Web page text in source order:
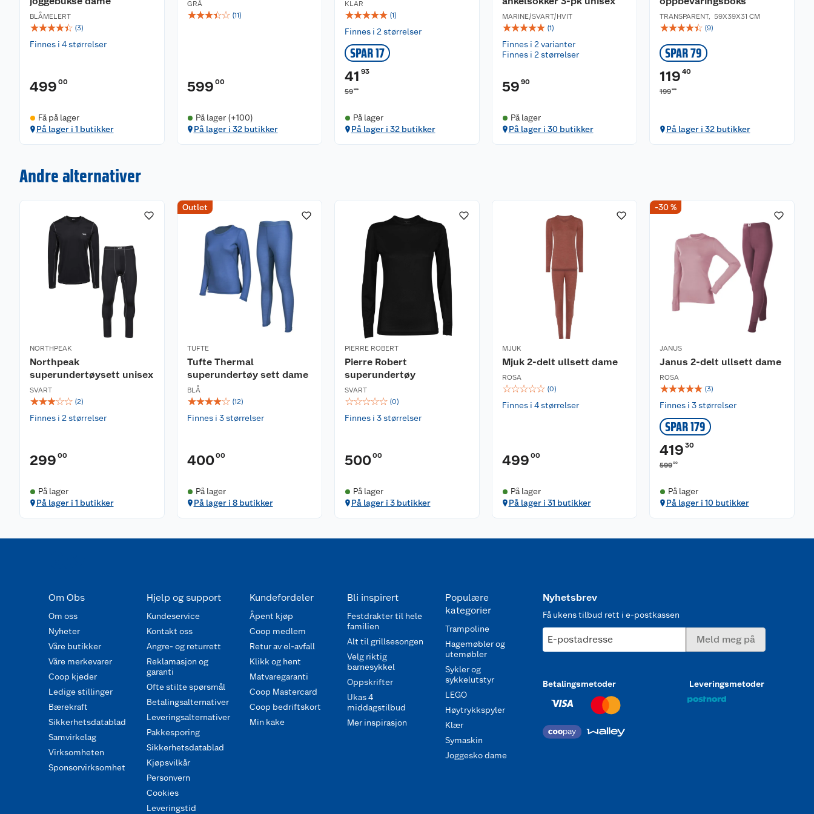
BLÅMELERT
☆☆☆☆☆ (3)
Finnes i 4 størrelser
499 00
Få på lager
På lager i 1 butikker
GRÅ
☆☆☆☆☆ (11)
599 00
På lager (+100)
På lager i 32 butikker
KLAR
☆☆☆☆☆ (1)
Finnes i 2 størrelser
SPAR 17
41 93
5990
På lager
På lager i 32 butikker
MARINE/SVART/HVIT
☆☆☆☆☆ (1)
Finnes i 2 varianter
Finnes i 2 størrelser
59 90
På lager
På lager i 30 butikker
TRANSPARENT, 59X39X31 CM
☆☆☆☆☆ (9)
SPAR 79
119 40
19900
På lager i 32 butikker
Andre alternativer
NORTHPEAK
Northpeak
superundertøysett unisex
SVART
☆☆☆☆☆ (2)
Finnes i 2 størrelser
299 00
På lager
På lager i 1 butikker
Outlet
TUFTE
Tufte Thermal
superundertøy sett dame
BLÅ
☆☆☆☆☆ (12)
Finnes i 3 størrelser
40000
På lager
På lager i 8 butikker
PIERRE ROBERT
Pierre Robert
superundertøy
SVART
☆☆☆☆☆ (0)
Finnes i 3 størrelser
50000
På lager
På lager i 3 butikker
MJUK
Mjuk 2-delt ullsett dame
ROSA
☆☆☆☆☆ (0)
Finnes i 4 størrelser
499 00
På lager
På lager i 31 butikker
-30 %
JANUS
Janus 2-delt ullsett dame
ROSA
☆☆☆☆☆ (3)
Finnes i 3 størrelser
SPAR 179
419 30
59900
På lager
På lager i 10 butikker
Om Obs
Om oss
Nyheter
Våre butikker
Våre merkevarer
Coop kjeder
Ledige stillinger
Bærekraft
Sikkerhetsdatablad
Samvirkelag
Virksomheten
Sponsorvirksomhet
Hjelp og support
Kundeservice
Kontakt oss
Angre- og returrett
Reklamasjon og
garanti
Ofte stilte spørsmål
Betalingsalternativer
Leveringsalternativer
Pakkesporing
Sikkerhetsdatablad
Kjøpsvilkår
Personvern
Cookies
Leveringstid
Kundefordeler
Åpent kjøp
Coop medlem
Retur av el-avfall
Klikk og hent
Matvaregaranti
Coop Mastercard
Coop bedriftskort
Min kake
Bli inspirert
Festdrakter til hele
familien
Alt til grillsesongen
Velg riktig
barnesykkel
Oppskrifter
Ukas 4
middagstilbud
Mer inspirasjon
Populære
kategorier
Trampoline
Hagemøbler og
utemøbler
Sykler og
sykkelutstyr
LEGO
Høytrykkspyler
Klær
Symaskin
Joggesko dame
Nyhetsbrev
Få ukens tilbud rett i e-postkassen
E-postadresse Meld meg på
Betalingsmetoder Leveringsmetoder